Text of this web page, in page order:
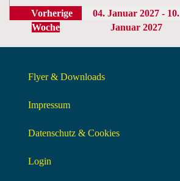
Vorherige
Woche
04. Januar 2027 - 10.
Januar 2027
Flyer & Downloads
Impressum
Datenschutz & Cookies
Login